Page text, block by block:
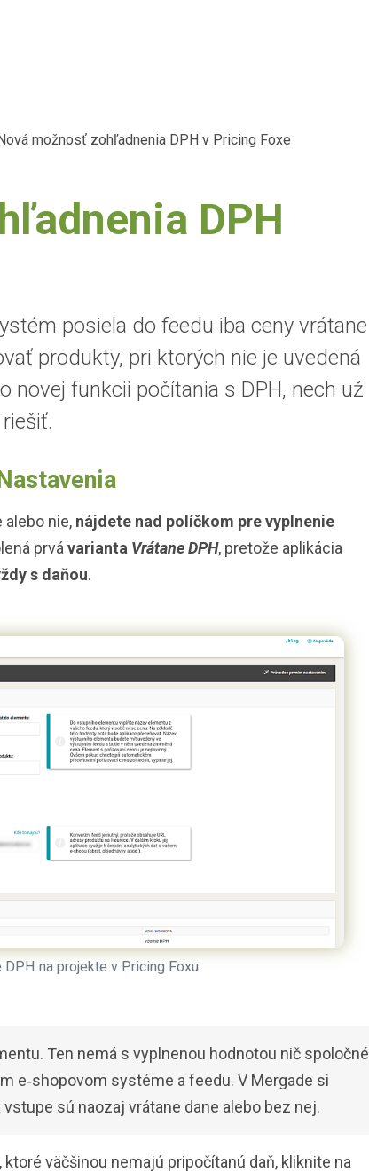
možnosť zohľadnenia DPH v Pricing Foxe
DPH
posiela do feedu iba ceny vrátane
produkty, pri ktorých nie je uvedená
novej funkcii počítania s DPH, nech už
alebo nie, nájdete nad políčkom pre vyplnenie
prvá varianta Vrátane DPH, pretože aplikácia
s daňou.
na projekte v Pricing Foxu.
Ten nemá s vyplnenou hodnotou nič spoločné
e‑shopovom systéme a feedu. V Mergade si
sú naozaj vrátane dane alebo bez nej.
, ktoré väčšinou nemajú pripočítanú daň, kliknite na